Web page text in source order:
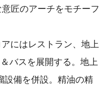
匠のアーチをモチーフ
にはレストラン、地上
バスを展開する。地上
設備を併設。精油の精